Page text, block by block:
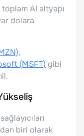
AI altyapı
dolara
,
(MSFT) gibi
biri olarak